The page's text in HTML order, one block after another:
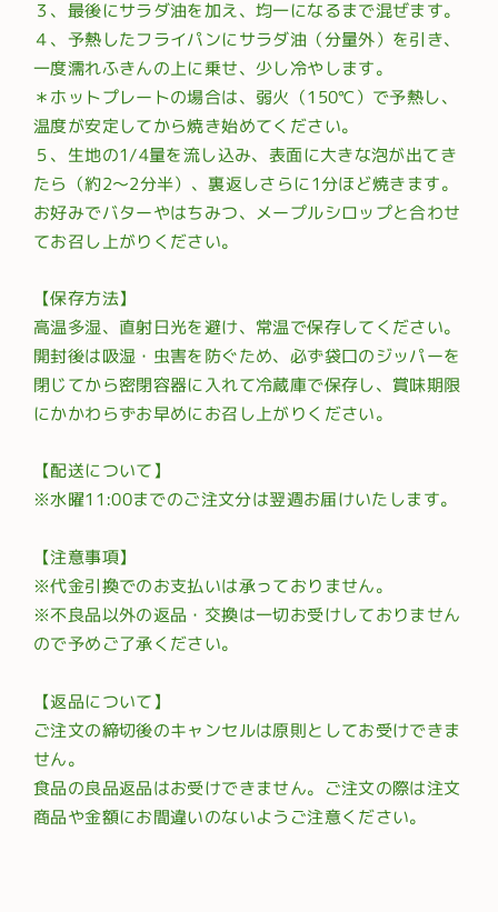
３、最後にサラダ油を加え、均一になるまで混ぜます。
４、予熱したフライパンにサラダ油（分量外）を引き、
一度濡れふきんの上に乗せ、少し冷やします。
＊ホットプレートの場合は、弱火（150℃）で予熱し、
温度が安定してから焼き始めてください。
５、生地の1/4量を流し込み、表面に大きな泡が出てき
たら（約2〜2分半）、裏返しさらに1分ほど焼きます。
お好みでバターやはちみつ、メープルシロップと合わせ
てお召し上がりください。
【保存方法】
高温多湿、直射日光を避け、常温で保存してください。
開封後は吸湿・虫害を防ぐため、必ず袋口のジッパーを
閉じてから密閉容器に入れて冷蔵庫で保存し、賞味期限
にかかわらずお早めにお召し上がりください。
【配送について】
※水曜11:00までのご注文分は翌週お届けいたします。
【注意事項】
※代金引換でのお支払いは承っておりません。
※不良品以外の返品・交換は一切お受けしておりません
ので予めご了承ください。
【返品について】
ご注文の締切後のキャンセルは原則としてお受けできま
せん。
食品の良品返品はお受けできません。ご注文の際は注文
商品や金額にお間違いのないようご注意ください。